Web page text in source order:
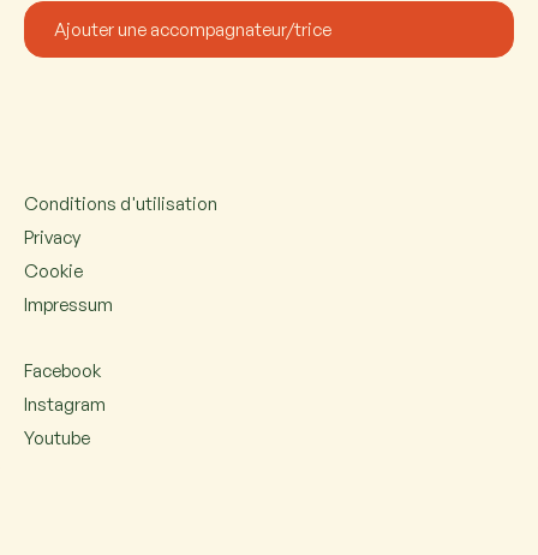
Conditions d'utilisation
Privacy
Cookie
Impressum
Facebook
Instagram
Youtube